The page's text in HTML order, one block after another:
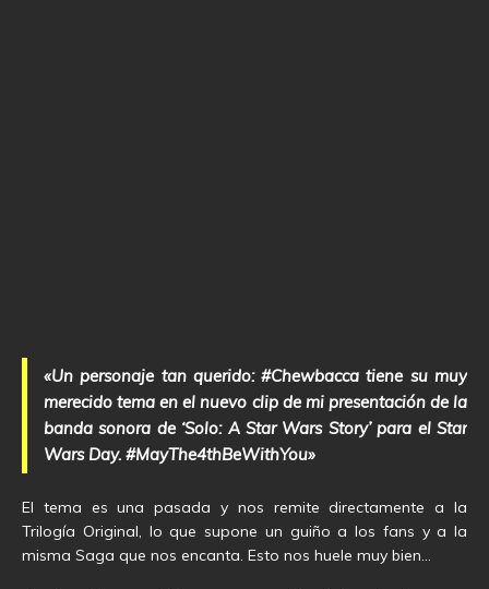
«Un personaje tan querido: #Chewbacca tiene su muy
merecido tema en el nuevo clip de mi presentación de la
banda sonora de ‘Solo: A Star Wars Story’ para el Star
Wars Day. #MayThe4thBeWithYou»
El tema es una pasada y nos remite directamente a la
Trilogía Original, lo que supone un guiño a los fans y a la
misma Saga que nos encanta. Esto nos huele muy bien…